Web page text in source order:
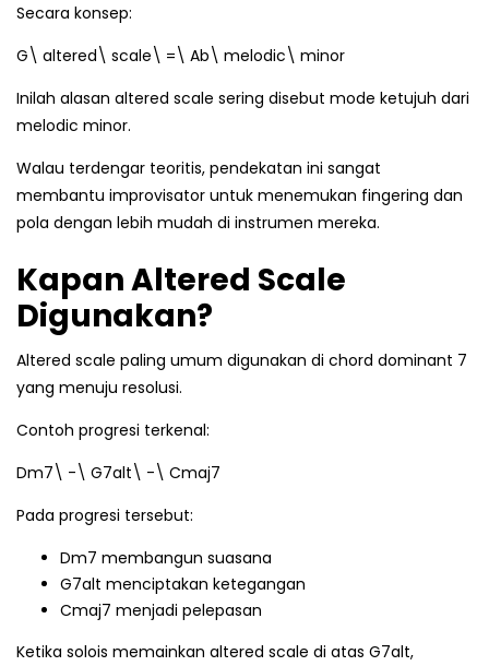
Secara konsep:
G\ altered\ scale\ =\ Ab\ melodic\ minor
Inilah alasan altered scale sering disebut mode ketujuh dari
melodic minor.
Walau terdengar teoritis, pendekatan ini sangat
membantu improvisator untuk menemukan fingering dan
pola dengan lebih mudah di instrumen mereka.
Kapan Altered Scale
Digunakan?
Altered scale paling umum digunakan di chord dominant 7
yang menuju resolusi.
Contoh progresi terkenal:
Dm7\ -\ G7alt\ -\ Cmaj7
Pada progresi tersebut:
Dm7 membangun suasana
G7alt menciptakan ketegangan
Cmaj7 menjadi pelepasan
Ketika solois memainkan altered scale di atas G7alt,